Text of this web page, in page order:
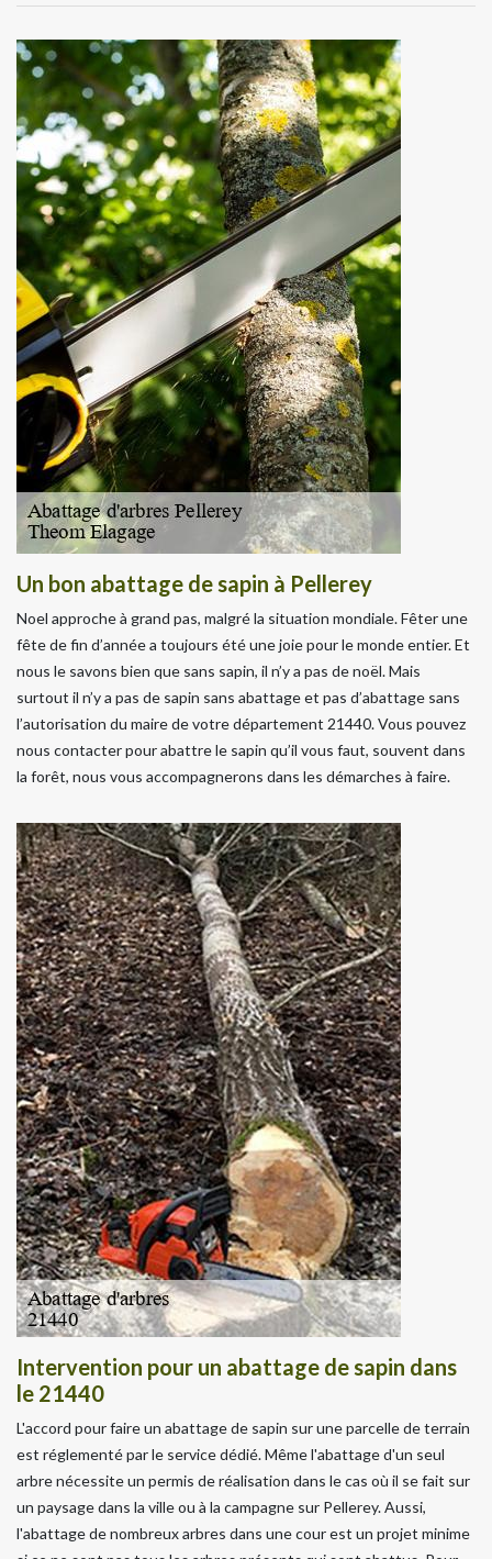
Un bon abattage de sapin à Pellerey
Noel approche à grand pas, malgré la situation mondiale. Fêter une
fête de fin d’année a toujours été une joie pour le monde entier. Et
nous le savons bien que sans sapin, il n’y a pas de noël. Mais
surtout il n’y a pas de sapin sans abattage et pas d’abattage sans
l’autorisation du maire de votre département 21440. Vous pouvez
nous contacter pour abattre le sapin qu’il vous faut, souvent dans
la forêt, nous vous accompagnerons dans les démarches à faire.
Intervention pour un abattage de sapin dans
le 21440
L'accord pour faire un abattage de sapin sur une parcelle de terrain
est réglementé par le service dédié. Même l'abattage d'un seul
arbre nécessite un permis de réalisation dans le cas où il se fait sur
un paysage dans la ville ou à la campagne sur Pellerey. Aussi,
l'abattage de nombreux arbres dans une cour est un projet minime